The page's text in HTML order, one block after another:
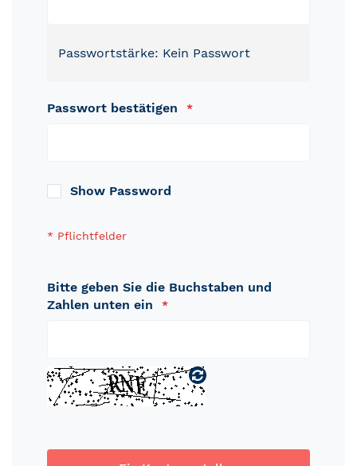
Passwortstärke: Kein Passwort
Passwort bestätigen
Show Password
Bitte geben Sie die Buchstaben und
Zahlen unten ein
Captcha
neu